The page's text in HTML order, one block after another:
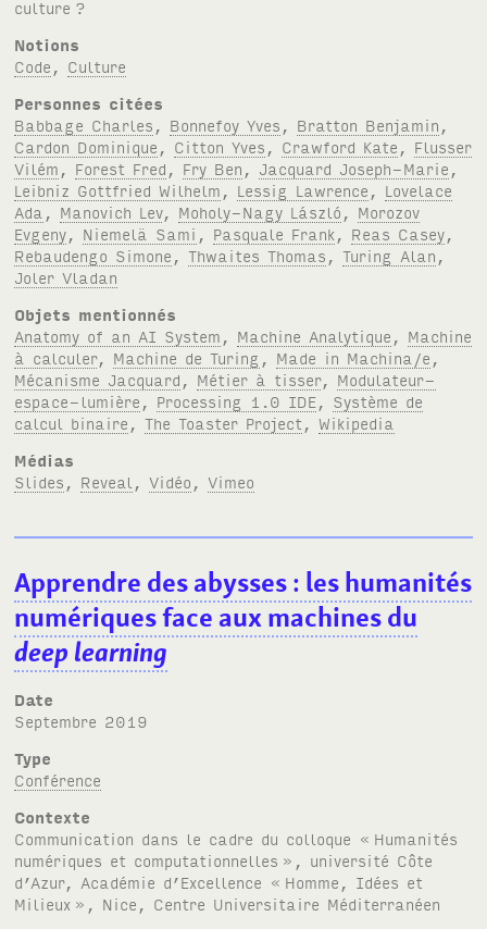
culture ?
Notions
Code , Culture
Personnes citées
Babbage Charles , Bonnefoy Yves , Bratton Benjamin ,
Cardon Dominique , Citton Yves , Crawford Kate , Flusser
Vilém , Forest Fred , Fry Ben , Jacquard Joseph-Marie ,
Leibniz Gottfried Wilhelm , Lessig Lawrence , Lovelace
Ada , Manovich Lev, Moholy-Nagy László , Morozov
Evgeny, Niemelä Sami , Pasquale Frank, Reas Casey,
Rebaudengo Simone ,Thwaites Thomas ,Turing Alan ,
Joler Vladan
Objets mentionnés
Anatomy of an AI System , Machine Analytique , Machine
à calculer, Machine de Turing , Made in Machina/e ,
Mécanisme Jacquard , Métier à tisser, Modulateur-
espace-lumière , Processing 1.0 IDE, Système de
calcul binaire ,The Toaster Project ,Wikipedia
Médias
Slides , Reveal ,Vidéo ,Vimeo
Apprendre des abysses: les humanités
numériques face aux machines du
deep learning
Date
septembre 2019
Type
Conférence
Contexte
Communication dans le cadre du colloque « Humanités
numériques et computationnelles », université Côte
d’Azur, Académie d’Excellence « Homme, Idées et
Milieux », Nice, Centre Universitaire Méditerranéen